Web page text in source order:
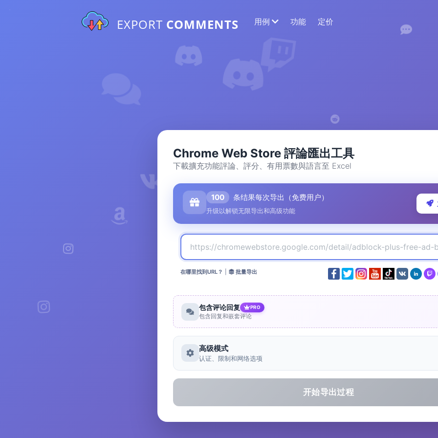
EXPORT COMMENTS 用例 功能 定价
Chrome Web Store 評論匯出工具
下載擴充功能評論、評分、有用票數與語言至 Excel
100 条结果每次导出（免费用户）
升级以解锁无限导出和高级功能
在哪里找到URL？ 批量导出
包含评论回复 PRO
包含回复和嵌套评论
高级模式
认证、限制和网络选项
开始导出过程